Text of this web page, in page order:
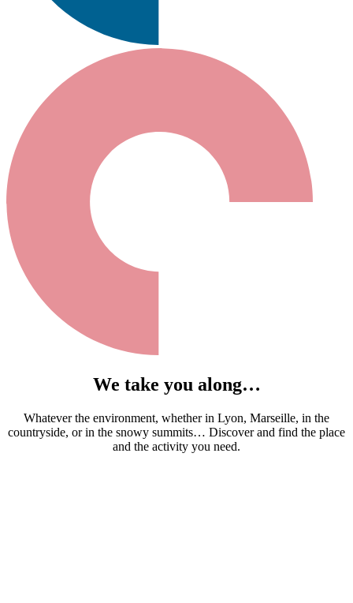
We take you along…
Whatever the environment, whether in Lyon, Marseille, in the
countryside, or in the snowy summits… Discover and find the place
and the activity you need.